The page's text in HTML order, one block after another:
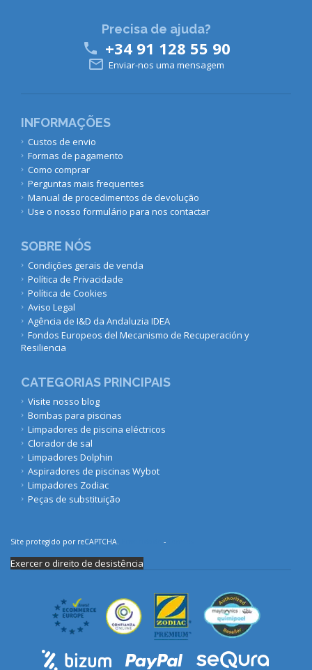
INFORMAÇÕES
Custos de envio
Formas de pagamento
Como comprar
Perguntas mais frequentes
Manual de procedimentos de devolução
Use o nosso formulário para nos contactar
SOBRE NÓS
Condições gerais de venda
Política de Privacidade
Política de Cookies
Aviso Legal
Agência de I&D da Andaluzia IDEA
Fondos Europeos del Mecanismo de Recuperación y
Resiliencia
CATEGORIAS PRINCIPAIS
Visite nosso blog
Bombas para piscinas
Limpadores de piscina eléctricos
Clorador de sal
Limpadores Dolphin
Aspiradores de piscinas Wybot
Limpadores Zodiac
Peças de substituição
Precisa de ajuda?
 +34 91 128 55 90
 Enviar-nos uma mensagem
Site protegido por reCAPTCHA. -
Exercer o direito de desistência